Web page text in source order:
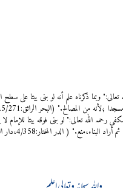
تعالی:" وبما ذكرناه علم أنه لو بنى بيتا على
رحمہ اللہ تعالی:" لو بنى فوقه بيتا للإمام
( الدر المختار:4/358،دار الفکر،بیروت)